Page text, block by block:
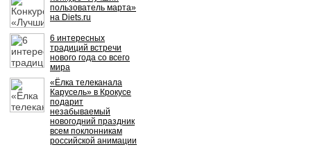
пользователь марта»
на Diets.ru
6 интересных
традиций встречи
нового года со всего
мира
«Ёлка телеканала
Карусель» в Крокусе
подарит
незабываемый
новогодний праздник
всем поклонникам
российской анимации